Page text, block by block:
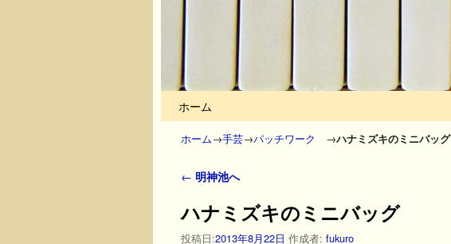
ホーム
ホーム→手芸→パッチワーク →ハナミズキのミニバッグ
投稿ナビゲーション
← 明神池へ
ハナミズキのミニバッグ
投稿日:2013年8月22日 作成者: fukuro